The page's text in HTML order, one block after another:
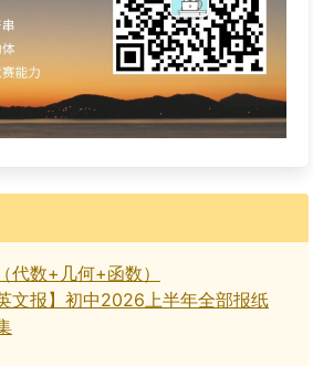
代数+几何+函数）
文报】初中2026上半年全部报纸